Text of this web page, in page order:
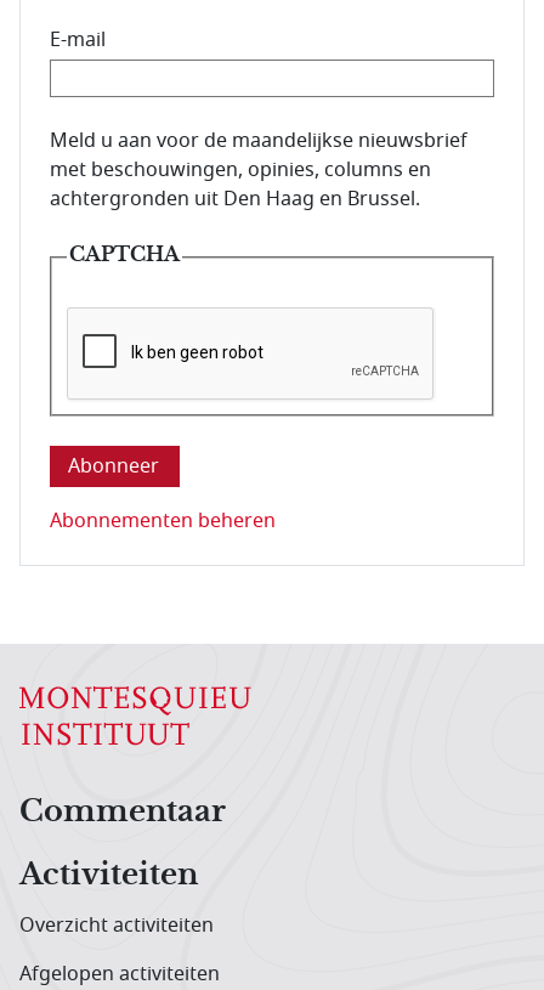
E-mail
E-mailadres van de abonnee.
Meld u aan voor de maandelijkse nieuwsbrief
met beschouwingen, opinies, columns en
achtergronden uit Den Haag en Brussel.
CAPTCHA
Deze vraag is om te controleren dat u een mens
Abonnementen beheren
Hoofdnavigatiemenu
Commentaar
Activiteiten
Overzicht activiteiten
Afgelopen activiteiten